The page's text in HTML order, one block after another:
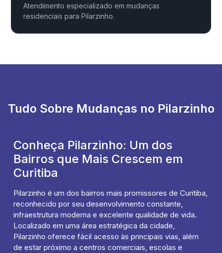
Atendimento especializado em mudanças
residenciais para Pilarzinho.
Tudo Sobre Mudanças no Pilarzinho
Conheça Pilarzinho: Um dos
Bairros que Mais Crescem em
Curitiba
Pilarzinho é um dos bairros mais promissores de Curitiba,
reconhecido por seu desenvolvimento constante,
infraestrutura moderna e excelente qualidade de vida.
Localizado em uma área estratégica da cidade,
Pilarzinho oferece fácil acesso às principais vias, além
de estar próximo a centros comerciais, escolas e